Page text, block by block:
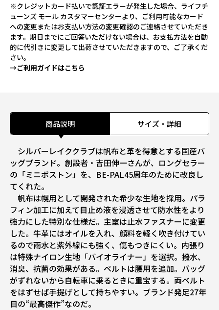
※クレジットカード払いで認証エラーが発生した場合、ライフチ
ューンズ モール カスタマーセンターより、ご利用可能なカード
への変更またはお支払い方法の変更確認のご連絡させていただき
ます。期日までにご回答いただけない場合は、お支払方法を自動
的に代引きに変更して出荷させていただきますので、ご了承くだ
さい。
→ご利用ガイドはこちら
商品説明 サイズ・詳細
シルバーレイククラブは帆布と革を得意とする国産バ
ッグブランド。創設者・吉田伸一さんが、ロングセラー
の「ミニボストン」を、BE-PAL45周年のために改良し
てくれた。
帆布は幌用として開発された希少な生地を採用。パラ
フィン加工に加えて目止め液を浸透させて防水性をより
強力にした特別な仕様だ。主室は止水ファスナーに変更
した。牛革にはオイルを入れ、顔料を軽く吹き付けてい
るので雨水と紫外線にも強く、傷もつきにくい。内張り
は特殊ナイロン生地「バイオライナー」を選択。撥水、
消臭、抗菌の効果がある。ベルトは腰用を追加。バッグ
がずれないから自転車に乗るときに重宝する。両ベルト
をはずせば手提げとして持ちやすい。ブランド発足27年
目の“最高傑作”なのだ。